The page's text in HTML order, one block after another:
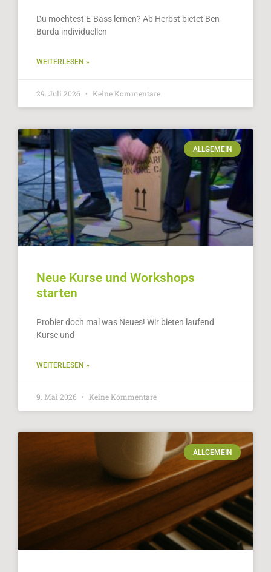
Du möchtest E-Bass lernen? Ab Herbst bietet Ben
Burda individuellen
WEITERLESEN »
29. Juli 2026 Keine Kommentare
ALLGEMEIN
Neue Kurse und Workshops
starten
Probier doch mal was Neues! Wir bieten laufend
Kurse und
WEITERLESEN »
9. Mai 2026 Keine Kommentare
ALLGEMEIN